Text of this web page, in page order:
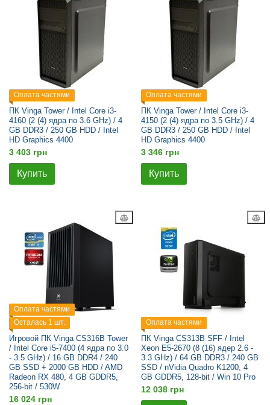
Оплата частями
ПК Vinga Tower / Intel Core i3-
4160 (2 (4) ядра по 3.6 GHz) / 4
GB DDR3 / 250 GB HDD / Intel
HD Graphics 4400
3 403 грн
Купить
Оплата частями
ПК Vinga Tower / Intel Core i3-
4150 (2 (4) ядра по 3.5 GHz) / 4
GB DDR3 / 250 GB HDD / Intel
HD Graphics 4400
3 346 грн
Купить
Оплата частями
Осталась 1 шт.
Игровой ПК Vinga CS316B Tower
/ Intel Core i5-7400 (4 ядра по 3.0
- 3.5 GHz) / 16 GB DDR4 / 240
GB SSD + 2000 GB HDD / AMD
Radeon RX 480, 4 GB GDDR5,
256-bit / 530W
16 024 грн
Оплата частями
ПК Vinga CS313B SFF / Intel
Xeon E5-2670 (8 (16) ядер 2.6 -
3.3 GHz) / 64 GB DDR3 / 240 GB
SSD / nVidia Quadro K1200, 4
GB GDDR5, 128-bit / Win 10 Pro
12 038 грн